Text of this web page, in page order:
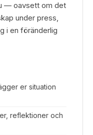
— oavsett om det
under press,
i en föränderlig
er situation
reflektioner och